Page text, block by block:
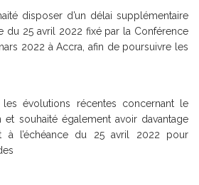
disposer d’un délai supplémentaire
du 25 avril 2022 fixé par la Conférence
2022 à Accra, afin de poursuivre les
les évolutions récentes concernant le
et souhaité également avoir davantage
à l’échéance du 25 avril 2022 pour